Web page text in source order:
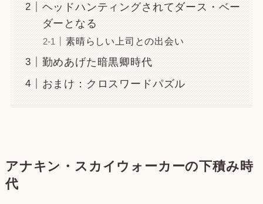
ヘッドハンティングされてダース・ベー
ダーとなる
素晴らしい上司との出会い
勤めあげた暗黒卿時代
おまけ：クロスワードパズル
アナキン・スカイウォーカーの下積み時
代